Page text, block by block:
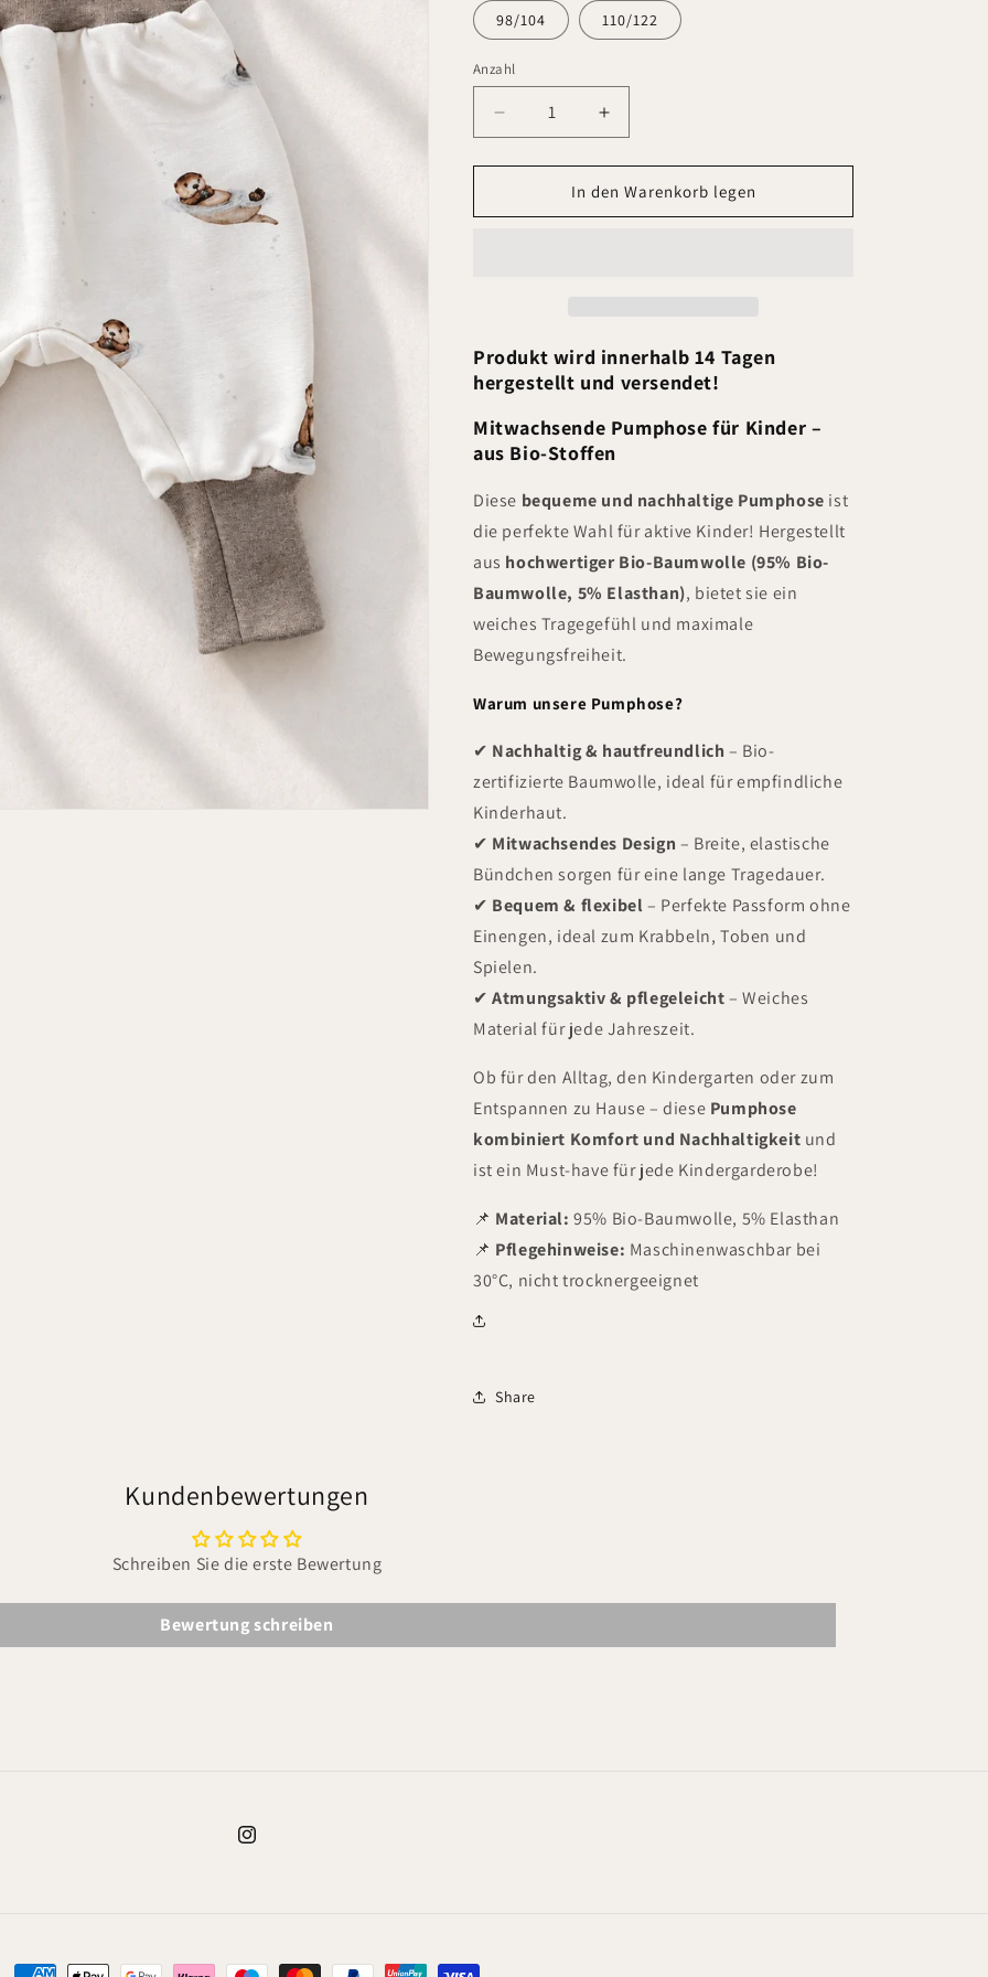
98/104 110/122
Anzahl
Verringere
die
Menge
Pumphose
Erhöhe
die
Menge
für
Pumphose
In den Warenkorb legen
Produkt wird innerhalb 14 Tagen
hergestellt und versendet!
Mitwachsende Pumphose für Kinder –
aus Bio-Stoffen
Diese bequeme und nachhaltige Pumphose ist
die perfekte Wahl für aktive Kinder! Hergestellt
aus hochwertiger Bio-Baumwolle (95% Bio-
Baumwolle, 5% Elasthan), bietet sie ein
weiches Tragegefühl und maximale
Bewegungsfreiheit.
Warum unsere Pumphose?
✔ Nachhaltig & hautfreundlich – Bio-
zertifizierte Baumwolle, ideal für empfindliche
Kinderhaut.
✔ Mitwachsendes Design – Breite, elastische
Bündchen sorgen für eine lange Tragedauer.
✔ Bequem & flexibel– Perfekte Passform ohne
Einengen, ideal zum Krabbeln, Toben und
Spielen.
✔ Atmungsaktiv & pflegeleicht– Weiches
Material für jede Jahreszeit.
Ob für den Alltag, den Kindergarten oder zum
Entspannen zu Hause – diese Pumphose
kombiniert Komfort und Nachhaltigkeit und
ist ein Must-have für jede Kindergarderobe!
📌 Material: 95% Bio-Baumwolle, 5% Elasthan
📌 Pflegehinweise: Maschinenwaschbar bei
30°C, nicht trocknergeeignet
Share
Kundenbewertungen
Schreiben Sie die erste Bewertung
Bewertung schreiben
Instagram